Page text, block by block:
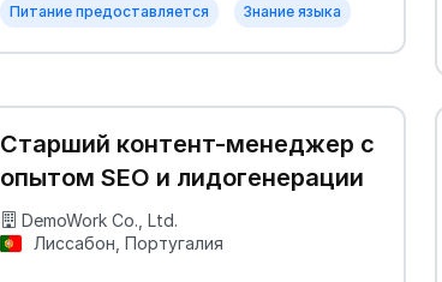
Питание предоставляется Знание языка
Старший контент-менеджер с
опытом SEO и лидогенерации
DemoWork Co., Ltd.
Лиссабон, Португалия